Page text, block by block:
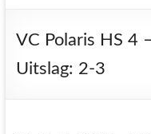
VC Polaris HS 4
Uitslag: 2-3